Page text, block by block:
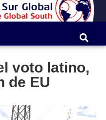
voto latino,
de EU